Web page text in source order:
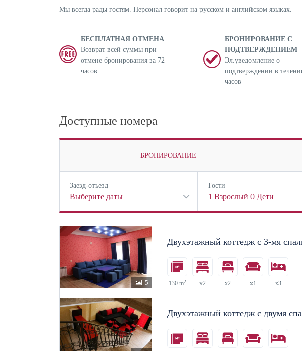
Мы всегда рады гостям. Персонал говорит на русском и английском языках.
БЕСПЛАТНАЯ ОТМЕНА
Возврат всей суммы при
отмене бронирования за 72
часов
БРОНИРОВАНИЕ С
ПОДТВЕРЖДЕНИЕМ
Эл.уведомление о
подтверждении в
часов
Доступные номера
БРОНИРОВАНИЕ
Заезд-отъезд
Выберите даты
Гости
1Взрослый 0 Дети
5
Двухэтажный коттедж с 3-мя
130 m2 x2 x2 x1 x3
Двухэтажный коттедж с двумя